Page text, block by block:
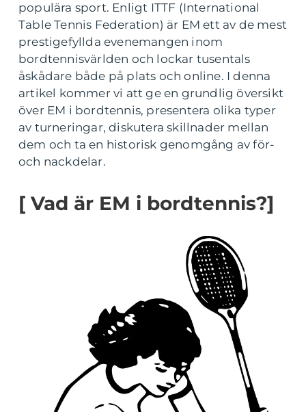
populära sport. Enligt ITTF (International
Table Tennis Federation) är EM ett av de mest
prestigefyllda evenemangen inom
bordtennisvärlden och lockar tusentals
åskådare både på plats och online. I denna
artikel kommer vi att ge en grundlig översikt
över EM i bordtennis, presentera olika typer
av turneringar, diskutera skillnader mellan
dem och ta en historisk genomgång av för-
och nackdelar.
[ Vad är EM i bordtennis?]